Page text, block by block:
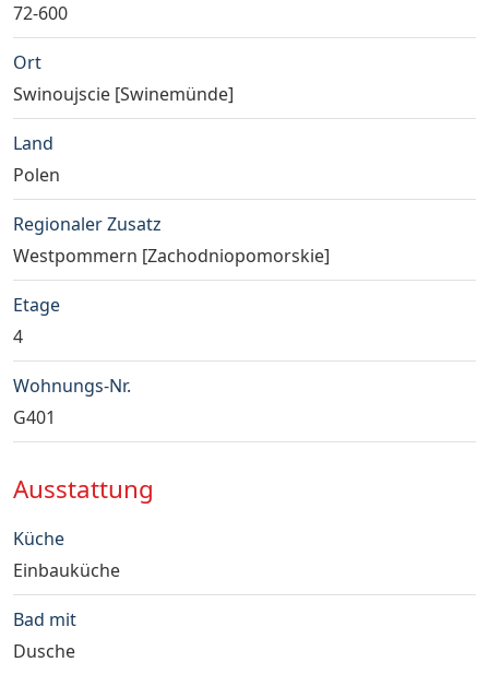
72-600
Ort
Swinoujscie [Swinemünde]
Land
Polen
Regionaler Zusatz
Westpommern [Zachodniopomorskie]
Etage
4
Wohnungs-Nr.
G401
Ausstattung
Küche
Einbauküche
Bad mit
Dusche